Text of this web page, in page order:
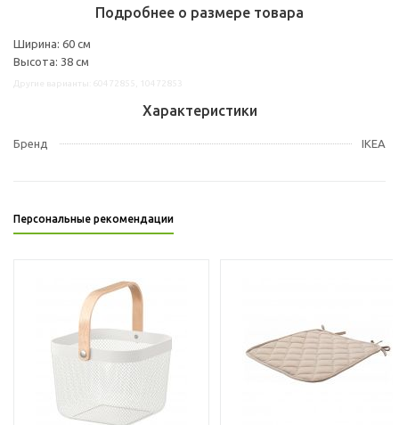
Подробнее о размере товара
Ширина: 60 см
Высота: 38 см
Характеристики
Бренд IKEA
Персональные рекомендации